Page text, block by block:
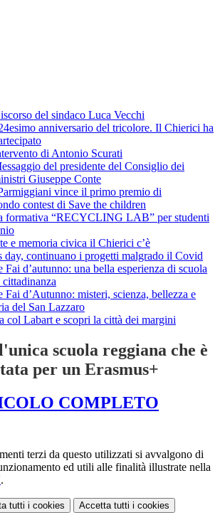
del sindaco Luca Vecchi
anniversario del tricolore. Il Chierici ha
di Antonio Scurati
del presidente del Consiglio dei
Giuseppe Conte
vince il primo premio di
contest di Save the children
formativa “RECYCLING LAB” per studenti
e memoria civica il Chierici c’è
day, continuano i progetti malgrado il Covid
Fai d’autunno: una bella esperienza di scuola
Fai d’Autunno: misteri, scienza, bellezza e
del San Lazzaro
col Labart e scopri la città dei margini
scuola reggiana che è
per un Erasmus+
COMPLETO
terzi da questo utilizzati si avvalgono di
ed utili alle finalità illustrate nella
.
tutti i cookies Accetta tutti i cookies